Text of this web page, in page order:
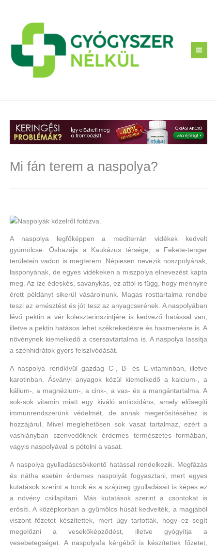
Mi fán terem a naspolya?
A naspolya legfőképpen a mediterrán vidékek kedvelt
gyümölcse. Őshazája a Kaukázus térsége, a Fekete-tenger
területein vadon is megterem. Népiesen nevezik noszpolyának,
lasponyának, de egyes vidékeken a miszpolya elnevezést kapta
meg. Az íze édeskés, savanykás, ez attól is függ, hogy mennyire
érett példányt sikerül vásárolnunk. Magas rosttartalma rendbe
teszi az emésztést és jót tesz az anyagcserének. A naspolyában
lévő pektin a vér koleszterinszintjére is kedvező hatással van,
illetve a pektin hatásos lehet székrekedésre és hasmenésre is. A
növénynek kiemelkedő a csersavtartalma is. A naspolya lassítja
a szénhidrátok gyors felszívódását.
A naspolya rendkívül gazdag C-, B- és E-vitaminban, illetve
karotinban. Ásványi anyagok közül kiemelkedő a kalcium-, a
kálium-, a magnézium-, a cink-, a vas- és a mangántartalma. A
sok-sok vitamin miatt egy kiváló antioxidáns, amely elősegíti
immunrendszerünk védelmét, de annak megerősítéséhez is
hozzájárul. Mivel meglehetősen sok vasat tartalmaz, ezért a
vashiányban szenvedőknek érdemes természetes formában,
vagyis naspolyával is pótolni a vasat.
A naspolya gyulladáscsökkentő hatással rendelkezik. Megfázás
és nátha esetén érdemes naspolyát fogyasztani, mert egyes
kutatások szerint a torok és a szájüreg gyulladásait is képes ez
a növény csillapítani. Más kutatások szerint a csontokat is
erősíti. A középkorban a gyümölcs húsát kedvelték, a magjából
viszont főzetet készítettek, mert úgy tartották, hogy ez segít
megelőzni a vesekőképződést, illetve gyógyítja a
vesebetegséget. A naspolyafa kérgéből is készítettek főzetet,